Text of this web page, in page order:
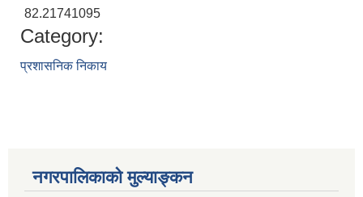
82.21741095
Category:
प्रशासनिक निकाय
नगरपालिकाको मुल्याङ्कन